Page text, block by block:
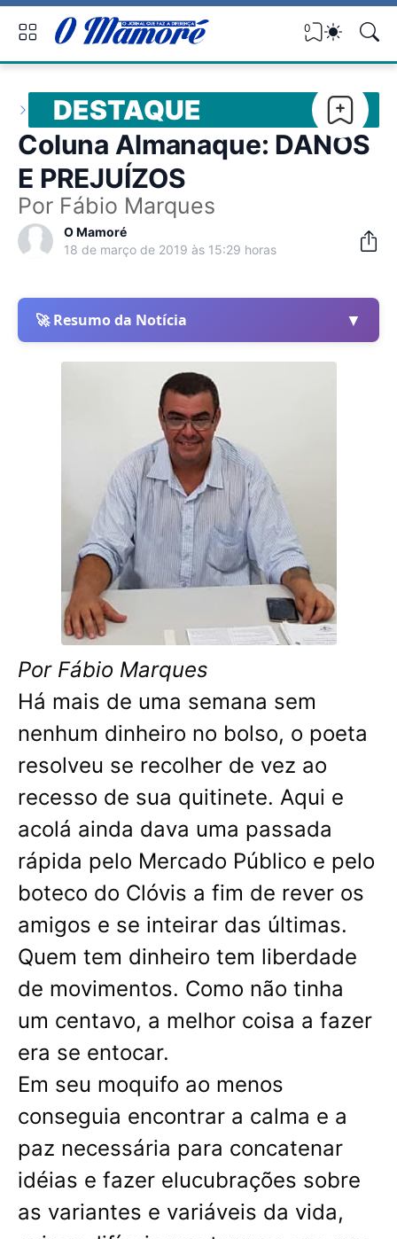
0
DESTAQUE
Coluna Almanaque: DANOS
E PREJUÍZOS
Por Fábio Marques
O Mamoré
18 de março de 2019 às 15:29 horas
🚀 Resumo da Notícia ▼
Por Fábio Marques
Há mais de uma semana sem
nenhum dinheiro no bolso, o poeta
resolveu se recolher de vez ao
recesso de sua quitinete. Aqui e
acolá ainda dava uma passada
rápida pelo Mercado Público e pelo
boteco do Clóvis a fim de rever os
amigos e se inteirar das últimas.
Quem tem dinheiro tem liberdade
de movimentos. Como não tinha
um centavo, a melhor coisa a fazer
era se entocar.
Em seu moquifo ao menos
conseguia encontrar a calma e a
paz necessária para concatenar
idéias e fazer elucubrações sobre
as variantes e variáveis da vida,